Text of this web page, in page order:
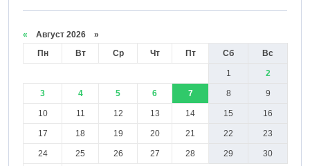
« Август 2026 »
Пн
Вт Ср Чт Пт Сб Вс
1 2
3 4 5 6 7 8 9
10 11 12 13 14 15 16
17 18 19 20 21 22 23
24 25 26 27 28 29 30